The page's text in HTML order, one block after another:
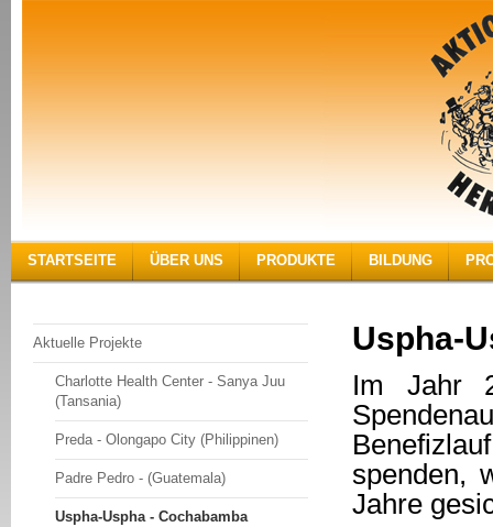
STARTSEITE ÜBER UNS PRODUKTE BILDUNG
Aktuelle Projekte
Charlotte Health Center - Sanya Juu
(Tansania)
Preda - Olongapo City (Philippinen)
Padre Pedro - (Guatemala)
Uspha-Uspha - Cochabamba
Uspha-
Im Jahr
spenden,
Jahre